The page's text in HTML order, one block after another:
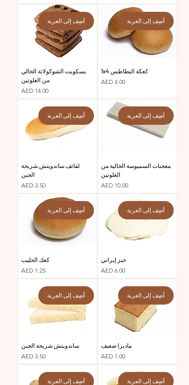
أضِف إلى العربة
كعكة البطاطس 1x4
السعر
AED 4.00
أضِف إلى العربة
بسكويت الشوكولاتة الخالي
من الغلوتين
السعر
AED 14.00
أضِف إلى العربة
معجنات السمبوسة الخالية من
الغلوتين
السعر
AED 10.00
أضِف إلى العربة
لفائف ساندويتش شريحة
الجبن
السعر
AED 3.50
أضِف إلى العربة
خبز إيراني
السعر
AED 6.00
أضِف إلى العربة
كعك الحليب
السعر
AED 1.25
أضِف إلى العربة
ماديرا ضعيف
السعر
AED 1.00
أضِف إلى العربة
ساندويتش شريحة الجبن
السعر
AED 3.50
أضِف إلى العربة أضِف إلى العربة